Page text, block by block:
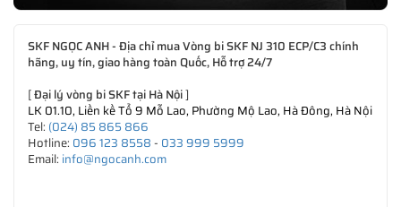
SKF NGỌC ANH - Địa chỉ mua Vòng bi SKF NJ 310 ECP/C3 chính
hãng, uy tín, giao hàng toàn Quốc, Hỗ trợ 24/7
[Đại lý vòng bi SKF tại Hà Nội]
LK 01.10, Liền kề Tổ 9 Mỗ Lao, Phường Mộ Lao, Hà Đông, Hà Nội
Tel: (024) 85 865 866
Hotline: 096 123 8558- 033 999 5999
Email: info@ngocanh.com